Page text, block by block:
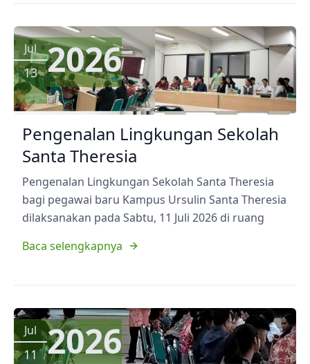
Jul
13 2026
Pengenalan Lingkungan Sekolah
Santa Theresia
Pengenalan Lingkungan Sekolah Santa Theresia
bagi pegawai baru Kampus Ursulin Santa Theresia
dilaksanakan pada Sabtu, 11 Juli 2026 di ruang
Baca selengkapnya
Jul
11 2026